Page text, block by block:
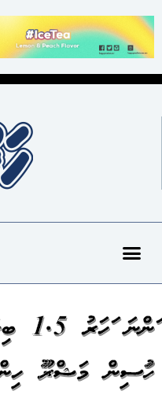
އަންނަ
ހައުސިން މަޝްރޫއު